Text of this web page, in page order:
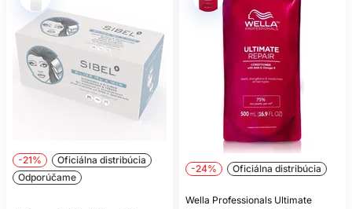
-21%
Oficiálna distribúcia
Odporúčame
-24% Oficiálna distribúcia
Wella Professionals Ultimate